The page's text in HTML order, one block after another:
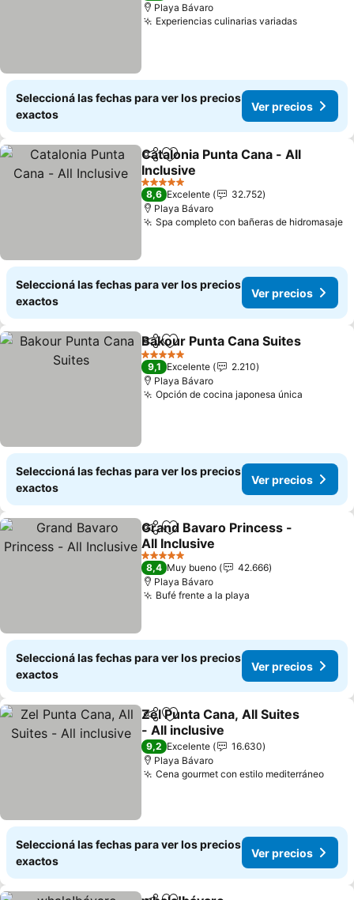
Playa Bávaro
Experiencias culinarias variadas
Seleccioná las fechas para ver los precios
exactos
Ver precios
CompartirAñadir a favoritos
Catalonia Punta Cana - All
Inclusive
5 Estrellas
8,6 Excelente
32.752
Playa Bávaro
Spa completo con bañeras de hidromasaje
Seleccioná las fechas para ver los precios
exactos
Ver precios
CompartirAñadir a favoritos
Bakour Punta Cana Suites
5 Estrellas
9,1 Excelente
2.210
Playa Bávaro
Opción de cocina japonesa única
Seleccioná las fechas para ver los precios
exactos
Ver precios
CompartirAñadir a favoritos
Grand Bavaro Princess -
All Inclusive
5 Estrellas
8,4 Muy bueno
42.666
Playa Bávaro
Bufé frente a la playa
Seleccioná las fechas para ver los precios
exactos
Ver precios
CompartirAñadir a favoritos
Zel Punta Cana, All Suites
- All inclusive
9,2 Excelente
16.630
Playa Bávaro
Cena gourmet con estilo mediterráneo
Seleccioná las fechas para ver los precios
exactos
Ver precios